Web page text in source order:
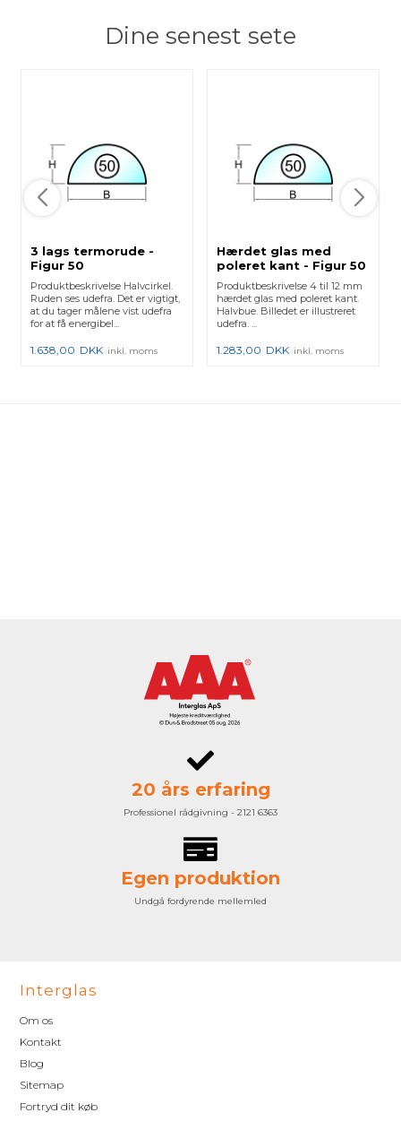
Dine senest sete
3 lags termorude -
Figur 50
Produktbeskrivelse Halvcirkel.
Ruden ses udefra. Det er vigtigt,
at du tager målene vist udefra
for at få energibel...
1.638,00 DKK inkl. moms
Hærdet glas med
poleret kant - Figur 50
Produktbeskrivelse 4 til 12 mm
hærdet glas med poleret kant.
Halvbue. Billedet er illustreret
udefra. ...
1.283,00 DKK inkl. moms
20 års erfaring
Professionel rådgivning - 2121 6363
Egen produktion
Undgå fordyrende mellemled
Interglas
Om os
Kontakt
Blog
Sitemap
Fortryd dit køb